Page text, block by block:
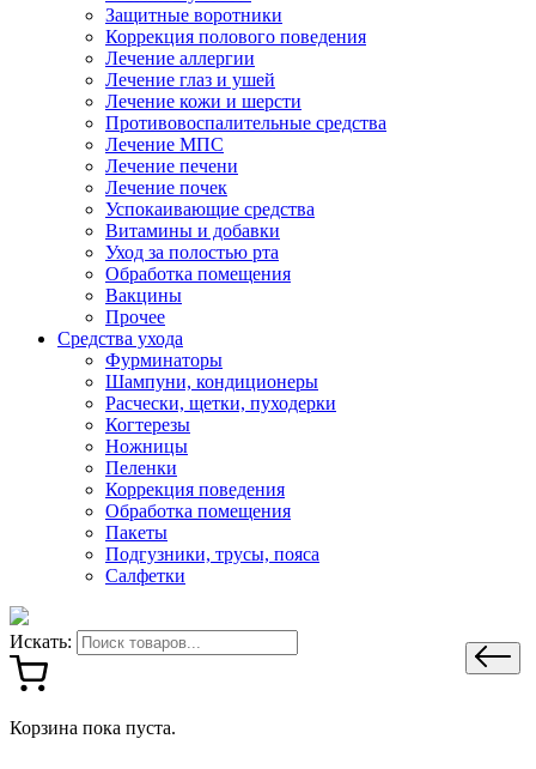
Защитные воротники
Коррекция полового поведения
Лечение аллергии
Лечение глаз и ушей
Лечение кожи и шерсти
Противовоспалительные средства
Лечение МПС
Лечение печени
Лечение почек
Успокаивающие средства
Витамины и добавки
Уход за полостью рта
Обработка помещения
Вакцины
Прочее
Средства ухода
Фурминаторы
Шампуни, кондиционеры
Расчески, щетки, пуходерки
Когтерезы
Ножницы
Пеленки
Коррекция поведения
Обработка помещения
Пакеты
Подгузники, трусы, пояса
Салфетки
Искать:
Корзина пока пуста.